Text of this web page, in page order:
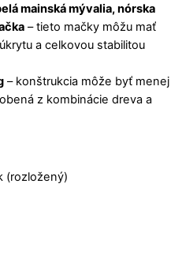
mainská mývalia, nórska
– tieto mačky môžu mať
a celkovou stabilitou
– konštrukcia môže byť menej
z kombinácie dreva a
(rozložený)